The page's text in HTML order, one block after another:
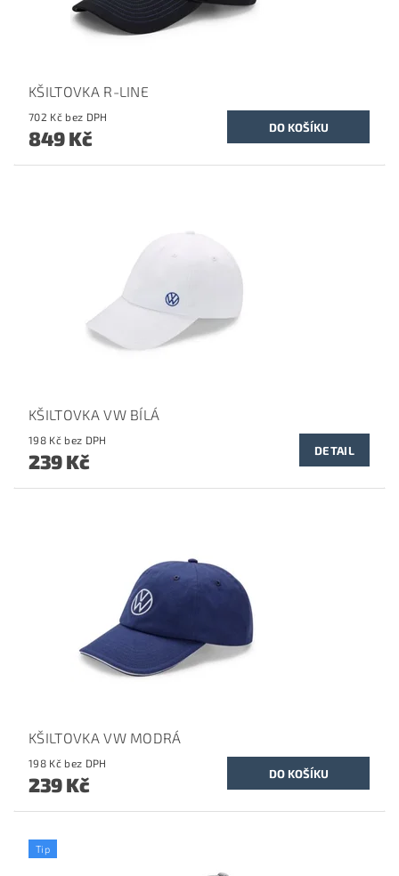
KŠILTOVKA R-LINE
702 Kč bez DPH
849 Kč
KŠILTOVKA VW BÍLÁ
198 Kč bez DPH
239 Kč DETAIL
KŠILTOVKA VW MODRÁ
198 Kč bez DPH
239 Kč
Tip